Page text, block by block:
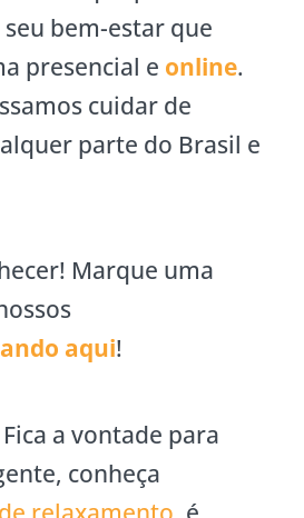
bem-estar que
presencial e online.
cuidar de
parte do Brasil e
Marque uma
aqui!
a vontade para
conheça